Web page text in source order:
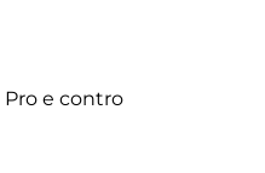
Pro e contro